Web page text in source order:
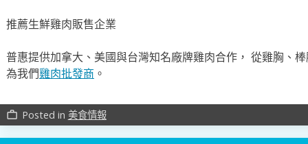
推薦生鮮雞肉販售企業
普惠提供加拿大、美國與台灣知名廠牌雞肉合作， 從雞胸、
為我們雞肉批發商 。
work_outline Posted in 美食情報